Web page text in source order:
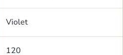
Violet
120